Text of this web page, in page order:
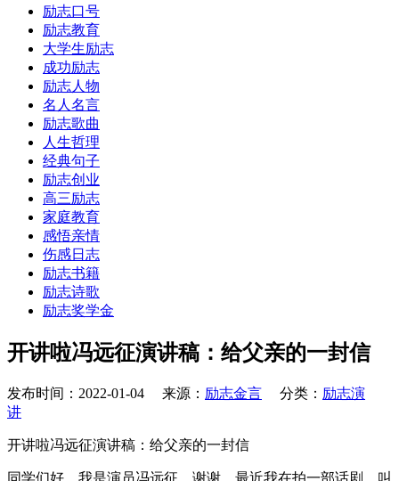
励志口号
励志教育
大学生励志
成功励志
励志人物
名人名言
励志歌曲
人生哲理
经典句子
励志创业
高三励志
家庭教育
感悟亲情
伤感日志
励志书籍
励志诗歌
励志奖学金
开讲啦冯远征演讲稿：给父亲的一封信
发布时间：2022-01-04 来源： 励志金言 分类： 励志演
讲
开讲啦冯远征演讲稿：给父亲的一封信
同学们好，我是演员冯远征，谢谢。最近我在拍一部话剧，叫